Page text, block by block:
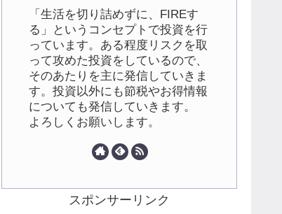
「生活を切り詰めずに、FIREす
る」というコンセプトで投資を行
っています。ある程度リスクを取
って攻めた投資をしているので、
そのあたりを主に発信していきま
す。投資以外にも節税やお得情報
についても発信していきます。
よろしくお願いします。
スポンサーリンク